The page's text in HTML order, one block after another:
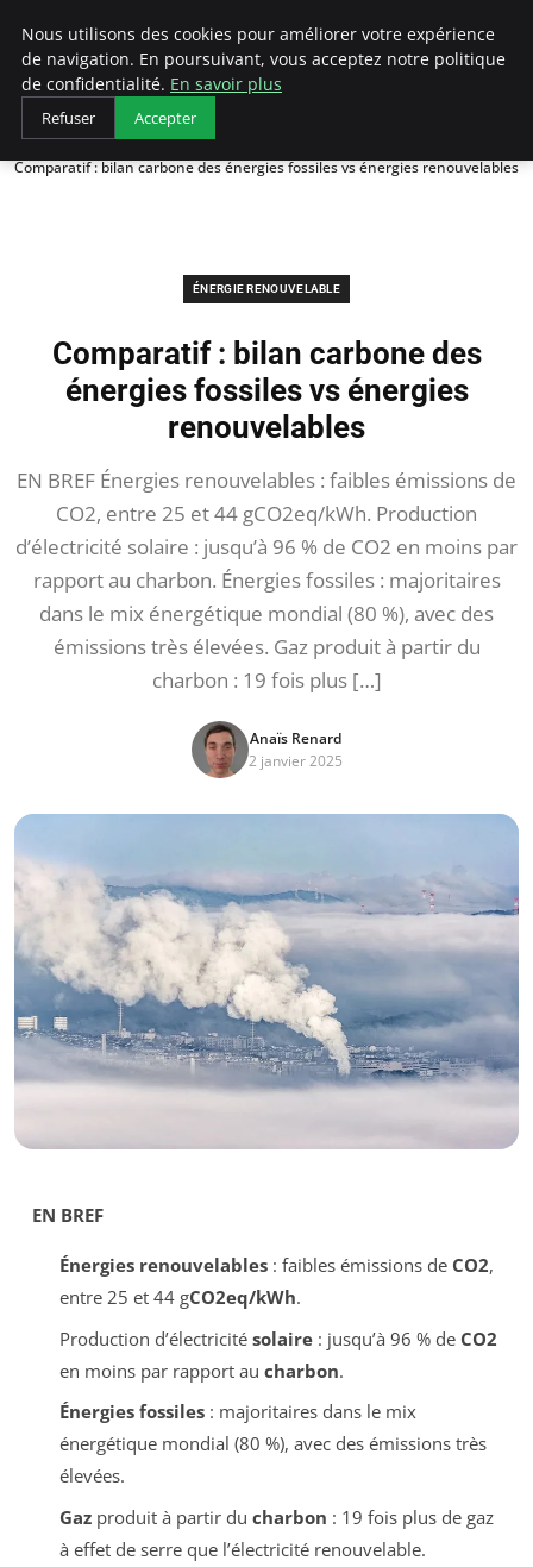
Arcticclimateemergency
Accueil
Énergie renouvelable
Comparatif : bilan carbone des énergies fossiles vs énergies renouvelables
ÉNERGIE RENOUVELABLE
Comparatif : bilan carbone des
énergies fossiles vs énergies
renouvelables
EN BREF Énergies renouvelables : faibles émissions de
CO2, entre 25 et 44 gCO2eq/kWh. Production
d’électricité solaire : jusqu’à 96 % de CO2 en moins par
rapport au charbon. Énergies fossiles : majoritaires
dans le mix énergétique mondial (80 %), avec des
émissions très élevées. Gaz produit à partir du
charbon : 19 fois plus […]
Anaïs Renard
2 janvier 2025
EN BREF
Énergies renouvelables: faibles émissions de CO2,
entre 25 et 44 gCO2eq/kWh.
Production d’électricité solaire: jusqu’à 96 % de CO2
en moins par rapport au charbon.
Énergies fossiles: majoritaires dans le mix
énergétique mondial (80 %), avec des émissions très
élevées.
Gazproduit à partir du charbon : 19 fois plus de gaz
à effet de serre que l’électricité renouvelable.
Nous utilisons des cookies pour améliorer votre expérience
de navigation. En poursuivant, vous acceptez notre politique
de confidentialité. En savoir plus
Refuser Accepter